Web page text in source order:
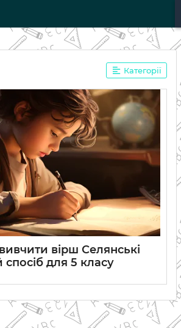
Категорії
вірш Селянські
спосіб для 5 класу